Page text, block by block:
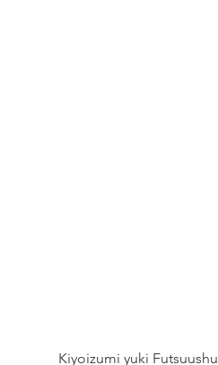
Kiyoizumi yuki Futsuushu